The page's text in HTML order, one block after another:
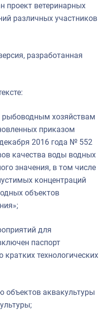
проект ветеринарных
различных участников
разработанная
хозяйствам
приказом
2016 года № 552
качества воды водных
значения, в том числе
концентраций
объектов
для
паспорт
кратких технологических
объектов аквакультуры